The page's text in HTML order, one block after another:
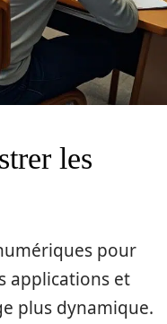
les
pour
applications et
plus dynamique.